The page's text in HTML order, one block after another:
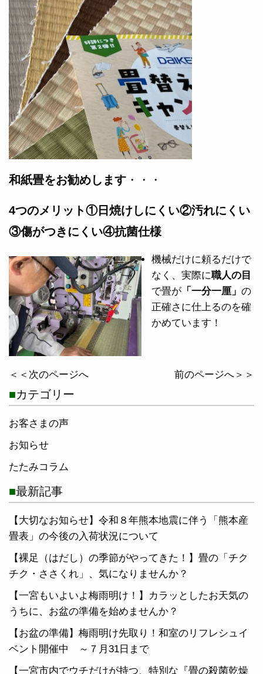
和紙畳をお勧めします ・・・
4つのメリット①日焼けしにくい②汚れにくい
③傷がつきにくい④抗菌仕様
機械だけに頼るだけで
なく、実際に職人の目
で畳が 「一分一厘」 の
正確さに仕上るのを確
かめています！
＜＜次のページへ 前のページへ＞＞
カテゴリー
お客さまの声
お知らせ
たたみコラム
最新記事
【大切なお知らせ】令和８年熊本地震に伴う「熊本産
畳表」の今後の入荷状況について
【裸足（はだし）の季節がやってきた！】畳の「チク
チク・ささくれ」、気になりませんか？
【一宮もいよいよ梅雨明け！】カラッとしたお天気の
うちに、お盆の準備を始めませんか？
【お盆の準備】梅雨明け先取り！和室のリフレシュイ
ベント開催中 ～７月31日まで
【一宮市内でウチだけが持つ、特別な『畳の殺菌乾燥